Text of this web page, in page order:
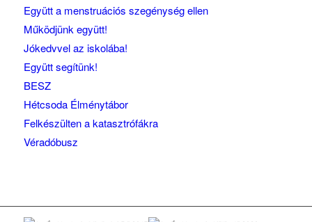
Együtt a menstruációs szegénység ellen
Működjünk együtt!
Jókedvvel az iskolába!
Együtt segítünk!
BESZ
Hétcsoda Élménytábor
Felkészülten a katasztrófákra
Véradóbusz